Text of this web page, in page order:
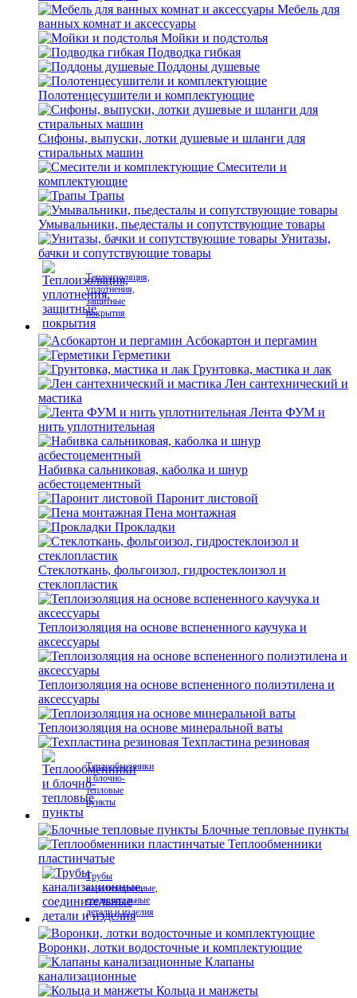
Мебель для
ванных комнат и аксессуары
Мойки и подстолья
Подводка гибкая
Поддоны душевые
Полотенцесушители и комплектующие
Сифоны, выпуски, лотки душевые и шланги для
стиральных машин
Смесители и
комплектующие
Трапы
Умывальники, пьедесталы и сопутствующие товары
Унитазы,
бачки и сопутствующие товары
Теплоизоляция,
уплотнения,
защитные
покрытия
Асбокартон и пергамин
Герметики
Грунтовка, мастика и лак
Лен сантехнический и
мастика
Лента ФУМ и
нить уплотнительная
Набивка сальниковая, каболка и шнур
асбестоцементный
Паронит листовой
Пена монтажная
Прокладки
Стеклоткань, фольгоизол, гидростеклоизол и
стеклопластик
Теплоизоляция на основе вспененного каучука и
аксессуары
Теплоизоляция на основе вспененного полиэтилена и
аксессуары
Теплоизоляция на основе минеральной ваты
Техпластина резиновая
Теплообменники
и блочно-
тепловые
пункты
Блочные тепловые пункты
Теплообменники
пластинчатые
Трубы
канализационные,
соединительные
детали и изделия
Воронки, лотки водосточные и комплектующие
Клапаны
канализационные
Кольца и манжеты